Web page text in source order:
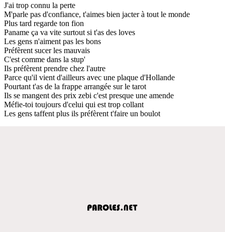
J'ai trop connu la perte
M'parle pas d'confiance, t'aimes bien jacter à tout le monde
Plus tard regarde ton fion
Paname ça va vite surtout si t'as des loves
Les gens n'aiment pas les bons
Préfèrent sucer les mauvais
C'est comme dans la stup'
Ils préfèrent prendre chez l'autre
Parce qu'il vient d'ailleurs avec une plaque d'Hollande
Pourtant t'as de la frappe arrangée sur le tarot
Ils se mangent des prix zebi c'est presque une amende
Méfie-toi toujours d'celui qui est trop collant
Les gens taffent plus ils préfèrent t'faire un boulot